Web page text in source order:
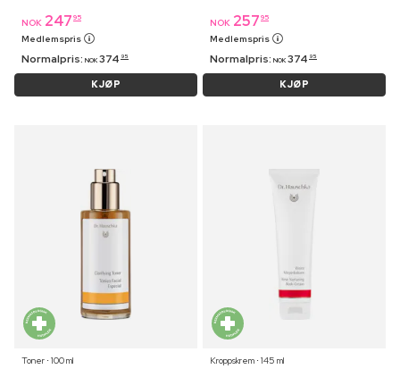
NOK 247 95
Medlemspris
Normalpris: NOK 374 95
KJØP
NOK 257 95
Medlemspris
Normalpris: NOK 374 95
KJØP
Toner ⋅ 100 ml
Kroppskrem ⋅ 145 ml